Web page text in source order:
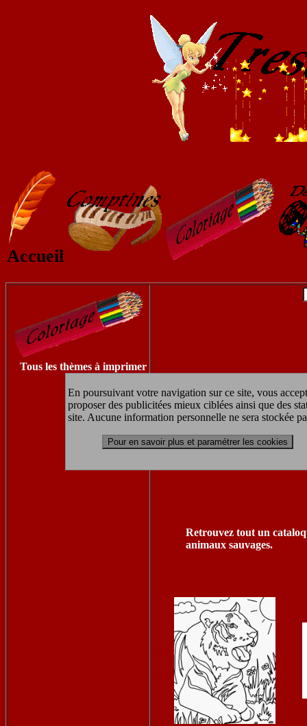
En poursuivant votre navigation sur ce site, vous
proposer des publicitées mieux ciblées ainsi que des
site. Aucune information personnelle ne sera stockée
Pour en savoir plus et paramétrer les cookies
Accueil
Tous les thèmes à imprimer
Retrouvez tout un
animaux sauvages.